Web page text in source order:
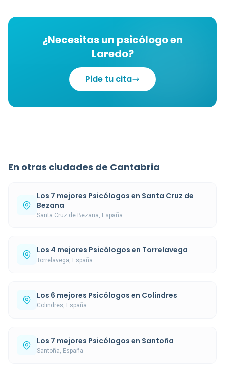
¿Necesitas un psicólogo en
Laredo?
Pide tu cita
En otras ciudades de Cantabria
Los 7 mejores Psicólogos en Santa Cruz de
Bezana
Santa Cruz de Bezana, España
Los 4 mejores Psicólogos en Torrelavega
Torrelavega, España
Los 6 mejores Psicólogos en Colindres
Colindres, España
Los 7 mejores Psicólogos en Santoña
Santoña, España